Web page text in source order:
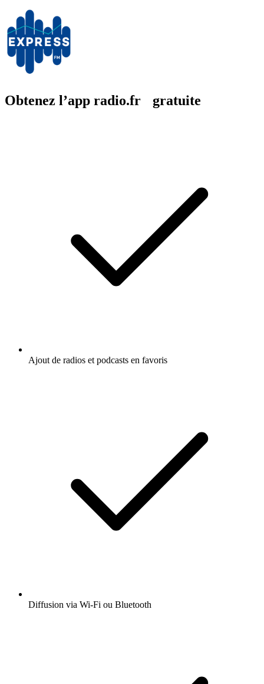
Obtenez l’app radio.fr gratuite
Ajout de radios et podcasts en favoris
Diffusion via Wi-Fi ou Bluetooth